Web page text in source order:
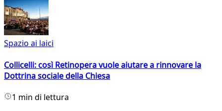
Spazio ai laici
Collicelli: così Retinopera vuole aiutare a rinnovare la
Dottrina sociale della Chiesa
1 min di lettura